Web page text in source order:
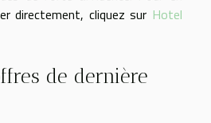
directement, cliquez sur Hotel
de dernière